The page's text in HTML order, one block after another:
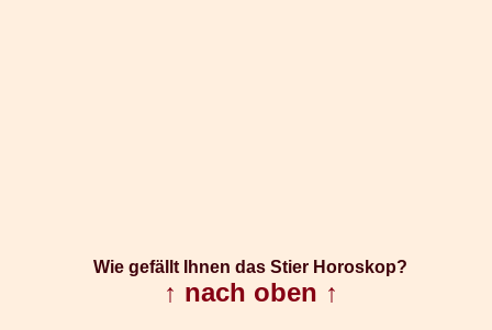
Wie gefällt Ihnen das Stier Horoskop?
↑ nach oben ↑